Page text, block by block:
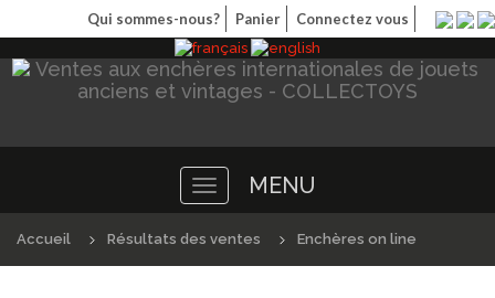
Qui sommes-nous? Panier Connectez vous
Toggle
navigation
MENU
Accueil Résultats des ventes Enchères on line